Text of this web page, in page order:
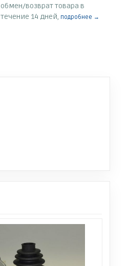
обмен/возврат товара в
течение 14 дней, подробнее →